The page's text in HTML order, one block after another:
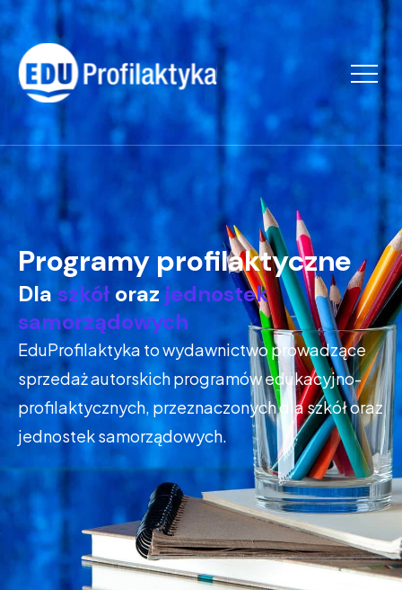
Programy profilaktyczne
Dla szkół orazjednostek
samorządowych
EduProfilaktyka to wydawnictwo prowadzące
sprzedaż autorskich programów edukacyjno-
profilaktycznych, przeznaczonych dla szkół oraz
jednostek samorządowych.